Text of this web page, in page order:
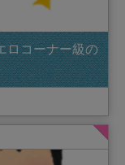
ロコーナー級の